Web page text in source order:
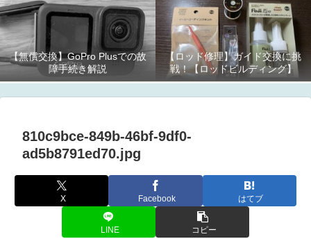
【無償交換】GoPro Plusでの故
障手続き解説
【ロッド修理】ガイド交換に挑
戦！【ロッドビルディング】
810c9bce-849b-46bf-9df0-
ad5b8791ed70.jpg
X Facebook はてブ
LINE コピー